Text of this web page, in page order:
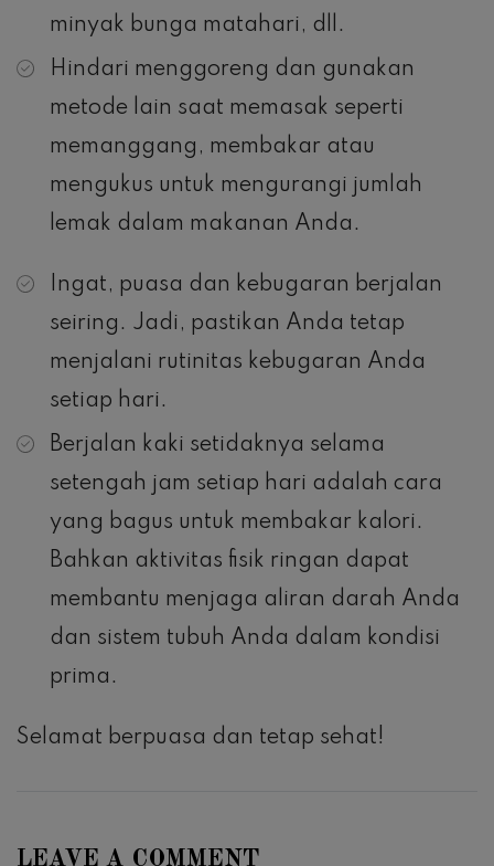
minyak bunga matahari, dll.
Hindari menggoreng dan gunakan
metode lain saat memasak seperti
memanggang, membakar atau
mengukus untuk mengurangi jumlah
lemak dalam makanan Anda.
Ingat, puasa dan kebugaran berjalan
seiring. Jadi, pastikan Anda tetap
menjalani rutinitas kebugaran Anda
setiap hari.
Berjalan kaki setidaknya selama
setengah jam setiap hari adalah cara
yang bagus untuk membakar kalori.
Bahkan aktivitas fisik ringan dapat
membantu menjaga aliran darah Anda
dan sistem tubuh Anda dalam kondisi
prima.
Selamat berpuasa dan tetap sehat!
LEAVE A COMMENT